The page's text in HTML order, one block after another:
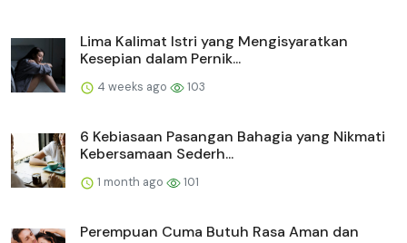
Lima Kalimat Istri yang Mengisyaratkan
Kesepian dalam Pernik...
4 weeks ago 103
6 Kebiasaan Pasangan Bahagia yang Nikmati
Kebersamaan Sederh...
1 month ago 101
Perempuan Cuma Butuh Rasa Aman dan